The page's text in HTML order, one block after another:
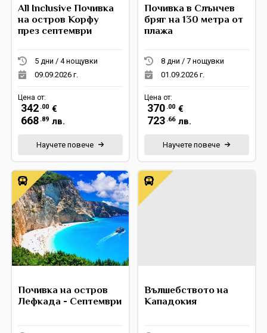
All Inclusive Почивка
на остров Корфу
през септември
5 дни / 4 нощувки
09.09.2026 г.
Цена от:
342 .00 €
668 .89 лв.
Научете повече
Почивка в Слънчев
бряг на 130 метра от
плажа
8 дни / 7 нощувки
01.09.2026 г.
Цена от:
370 .00 €
723 .66 лв.
Научете повече
Почивка на остров
Лефкада - Септември
Вълшебството на
Кападокия